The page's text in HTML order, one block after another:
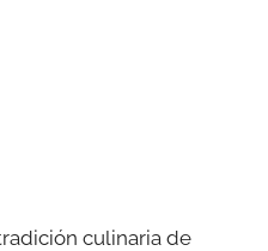
culinaria de